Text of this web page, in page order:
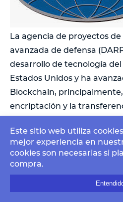
La agencia de proyectos
avanzada de defensa
desarrollo de tecnología
Estados Unidos y ha
Blockchain,
encriptación y la
Citando los atributos de
transparencia e
bloques, el Departamento
"Las redes de cadenas de
Este sitio web utiliza
mejor experiencia en
cookies son necesarias si
compra.